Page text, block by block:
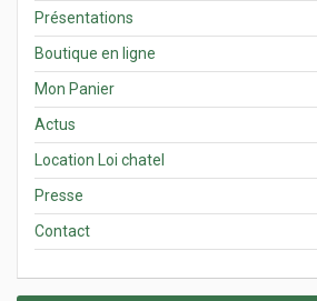
Présentations
Boutique en ligne
Mon Panier
Actus
Location Loi chatel
Presse
Contact